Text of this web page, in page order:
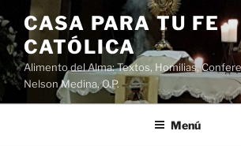
Saltar
al
contenido
CASA PARA TU FE
CATÓLICA
Alimento del Alma: Textos, Homilias,
Nelson Medina, O.P.
Menú